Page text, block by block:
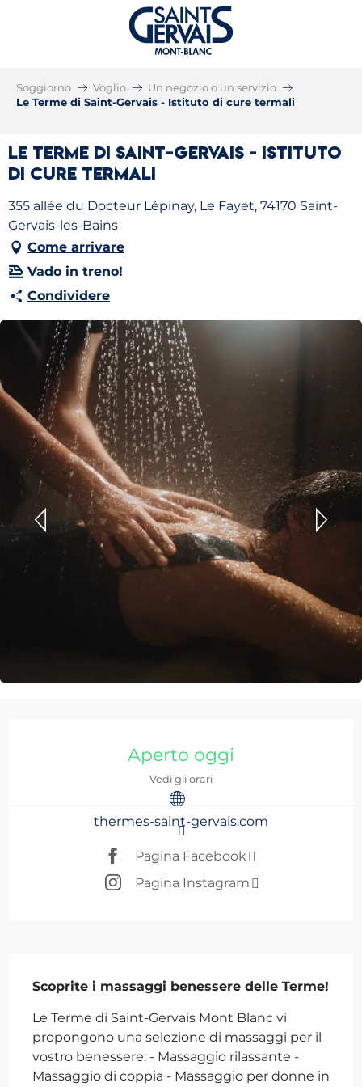
Soggiorno Voglio
Un negozio o un servizio
Le Terme di Saint-Gervais - Istituto di cure termali
Le Terme di Saint-Gervais - Istituto
di cure termali
355 allée du Docteur Lépinay, Le Fayet, 74170 Saint-
Gervais-les-Bains
Come arrivare
Vado in treno!
Condividere
Aperto oggi
Vedi gli orari
thermes-saint-gervais.com
Pagina Facebook
Pagina Instagram
Scoprite i massaggi benessere delle Terme!
Le Terme di Saint-Gervais Mont Blanc vi
propongono una selezione di massaggi per il
vostro benessere: - Massaggio rilassante -
Massaggio di coppia - Massaggio per donne in